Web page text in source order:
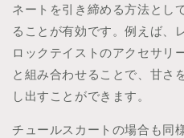
ネートを引き締める方法とし
ることが有効です。例えば、
ロックテイストのアクセサリ
と組み合わせることで、甘さ
し出すことができます。
チュールスカートの場合も同